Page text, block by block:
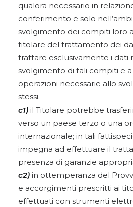
qualora necessario in
conferimento e solo
svolgimento dei compiti loro
titolare del trattamento dei
trattare esclusivamente i dati
svolgimento di tali compiti e
operazioni necessarie allo
stessi.
c1) il Titolare potrebbe
verso un paese terzo o una
internazionale; in tali
impegna ad effettuare il
presenza di garanzie
c2) in ottemperanza del
e accorgimenti prescritti ai
effettuati con strumenti